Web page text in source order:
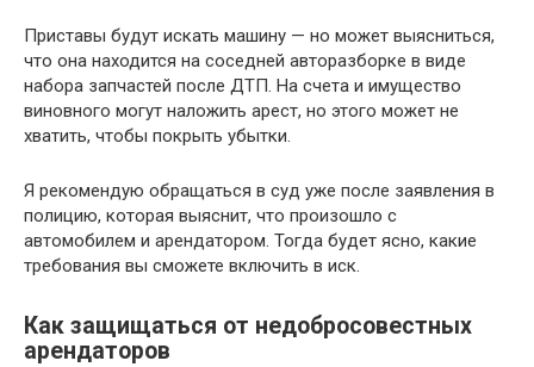
Приставы будут искать машину — но может выясниться,
что она находится на соседней авторазборке в виде
набора запчастей после ДТП. На счета и имущество
виновного могут наложить арест, но этого может не
хватить, чтобы покрыть убытки.
Я рекомендую обращаться в суд уже после заявления в
полицию, которая выяснит, что произошло с
автомобилем и арендатором. Тогда будет ясно, какие
требования вы сможете включить в иск.
Как защищаться от недобросовестных
арендаторов